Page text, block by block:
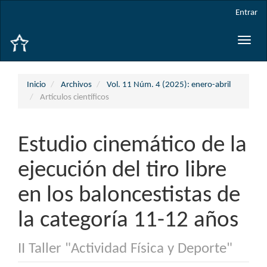
principal
Entrar
Toggle
Inicio Archivos
Vol. 11 Núm. 4 (2025): enero-abril
Artículos científicos
Estudio cinemático de la
ejecución del tiro libre
en los baloncestistas de
la categoría 11-12 años
II Taller "Actividad Física y Deporte"